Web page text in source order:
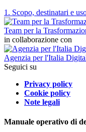
1. Scopo, destinatari e
Team per la
in collaborazione con
Agenzia per l'Italia
Seguici su
Privacy policy
Cookie policy
Note legali
Manuale operativo di